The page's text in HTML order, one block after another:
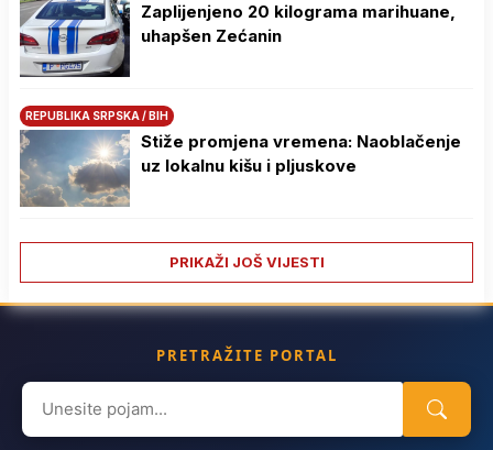
Zaplijenjeno 20 kilograma marihuane,
uhapšen Zećanin
REPUBLIKA SRPSKA / BIH
Stiže promjena vremena: Naoblačenje
uz lokalnu kišu i pljuskove
PRIKAŽI JOŠ VIJESTI
PRETRAŽITE PORTAL
Search
for: